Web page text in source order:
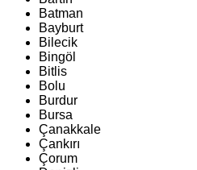
Batman
Bayburt
Bilecik
Bingöl
Bitlis
Bolu
Burdur
Bursa
Çanakkale
Çankırı
Çorum